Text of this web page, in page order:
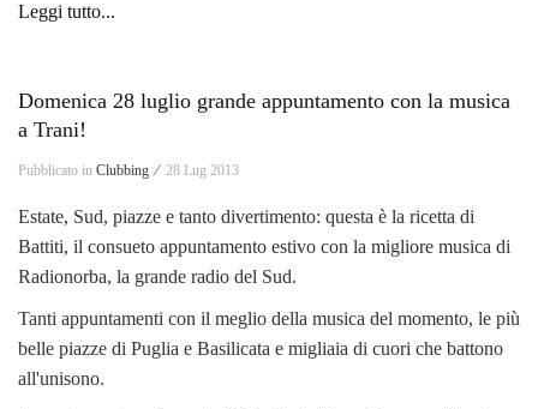
Leggi tutto...
Domenica 28 luglio grande appuntamento con la musica
a Trani!
Pubblicato in Clubbing ⁄ 28 Lug 2013
Estate, Sud, piazze e tanto divertimento: questa è la ricetta di
Battiti, il consueto appuntamento estivo con la migliore musica di
Radionorba, la grande radio del Sud.
Tanti appuntamenti con il meglio della musica del momento, le più
belle piazze di Puglia e Basilicata e migliaia di cuori che battono
all'unisono.